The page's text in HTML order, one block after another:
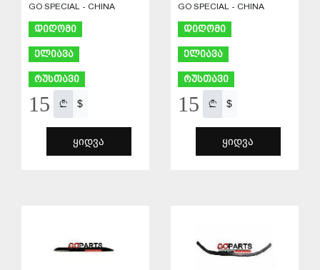
GO SPECIAL - CHINA
დიღომი
ელიავა
რუსთავი
15 $
ᲧᲘᲓᲕᲐ
GO SPECIAL - CHINA
დიღომი
ელიავა
რუსთავი
15 $
ᲧᲘᲓᲕᲐ